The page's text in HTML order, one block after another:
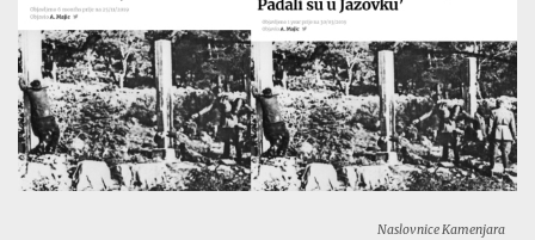
Naslovnice Kamenjara